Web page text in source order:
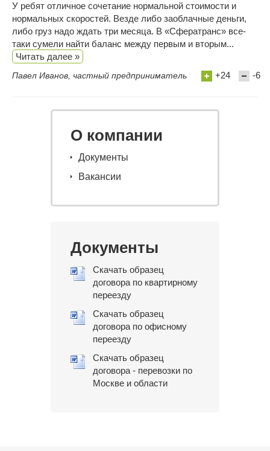
У ребят отличное сочетание нормальной стоимости и
нормальных скоростей. Везде либо заоблачные деньги,
либо груз надо ждать три месяца. В «Сфератранс» все-
таки сумели найти баланс между первым и вторым...
Читать далее »
Павел Иванов, частный предприниматель +24 -6
О компании
Документы
Вакансии
Документы
Скачать образец
договора по квартирному
переезду
Скачать образец
договора по офисному
переезду
Скачать образец
договора - перевозки по
Москве и области